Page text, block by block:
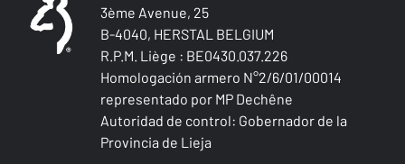
3ème Avenue, 25
B-4040, HERSTAL BELGIUM
R.P.M. Liège : BE0430.037.226
Homologación armero N°2/6/01/00014
representado por MP Dechêne
Autoridad de control: Gobernador de la
Provincia de Lieja